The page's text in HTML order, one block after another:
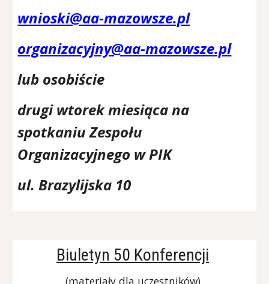
wnioski@aa-mazowsze.pl
organizacyjny@aa-mazowsze.pl
lub osobiście
drugi wtorek miesiąca na
spotkaniu Zespołu
Organizacyjnego w PIK
ul. Brazylijska 10
Biuletyn 50 Konferencji
(materiały dla uczestników)